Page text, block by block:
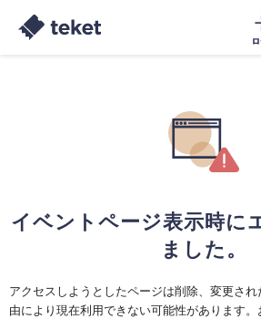
イベントページ表示時に
ました。
アクセスしようとしたページは削除、変更さ
由により現在利用できない可能性があります